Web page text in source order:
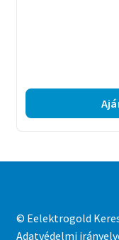
© Eelektrogold
Adatvédelmi